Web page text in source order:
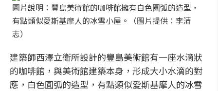
圖片說明：豐島美術館的咖啡館擁有白色圓弧的造型，
有點類似愛斯基摩人的冰雪小屋。（圖片提供：李清
志）
建築師西澤立衛所設計的豐島美術館有一座水滴狀
的咖啡館，與美術館建築本身，形成大小水滴的對
應，白色圓弧的造型，有點類似愛斯基摩人的冰雪